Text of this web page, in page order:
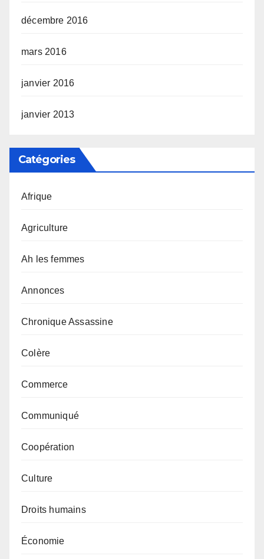
décembre 2016
mars 2016
janvier 2016
janvier 2013
Catégories
Afrique
Agriculture
Ah les femmes
Annonces
Chronique Assassine
Colère
Commerce
Communiqué
Coopération
Culture
Droits humains
Économie